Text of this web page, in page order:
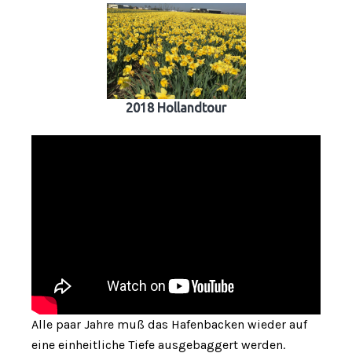
2018 Hollandtour
Alle paar Jahre muß das Hafenbacken wieder auf
eine einheitliche Tiefe ausgebaggert werden.